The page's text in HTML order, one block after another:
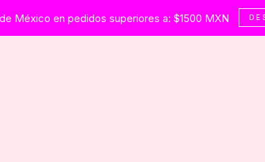
México en pedidos superiores a: $1500 MXN